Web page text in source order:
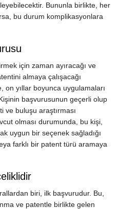
Bununla birlikte, her
bu durum komplikasyonlara
için zaman ayıracağı ve
almaya çalışacağı
on yıllar boyunca uygulamaları
başvurusunun geçerli olup
ve buluşu araştırması
olması durumunda, bu kişi,
uygun bir seçenek sağladığı
farklı bir patent türü aramaya
biri, ilk başvurudur. Bu,
ve patentle birlikte gelen